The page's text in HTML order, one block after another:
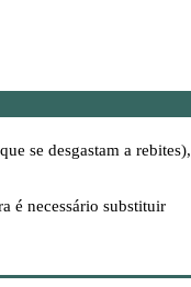
se desgastam a rebites),
é necessário substituir